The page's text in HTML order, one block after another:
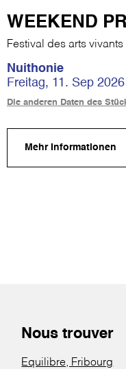
WEEKEND
Festival des arts
Nuithonie
Freitag, 11. Sep
Die anderen Daten des
Mehr Informationen
Nous trouver
Equilibre, Fribourg